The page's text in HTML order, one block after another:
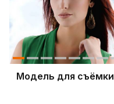
Модель для съёмки